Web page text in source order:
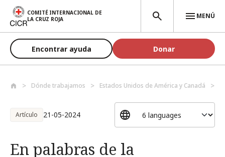
Pasar al contenido principal
COMITÉ INTERNACIONAL DE
LA CRUZ ROJA
MENÚ
Encontrar ayuda Donar
Dónde trabajamos Estados Unidos de América y Canadá
Artículo 21-05-2024
En palabras de la